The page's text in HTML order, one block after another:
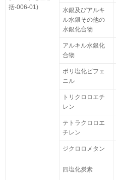
括-006-01)
水銀及びアルキ
ル水銀その他の
水銀化合物
アルキル水銀化
合物
ポリ塩化ビフェ
ニル
トリクロロエチ
レン
テトラクロロエ
チレン
ジクロロメタン
四塩化炭素